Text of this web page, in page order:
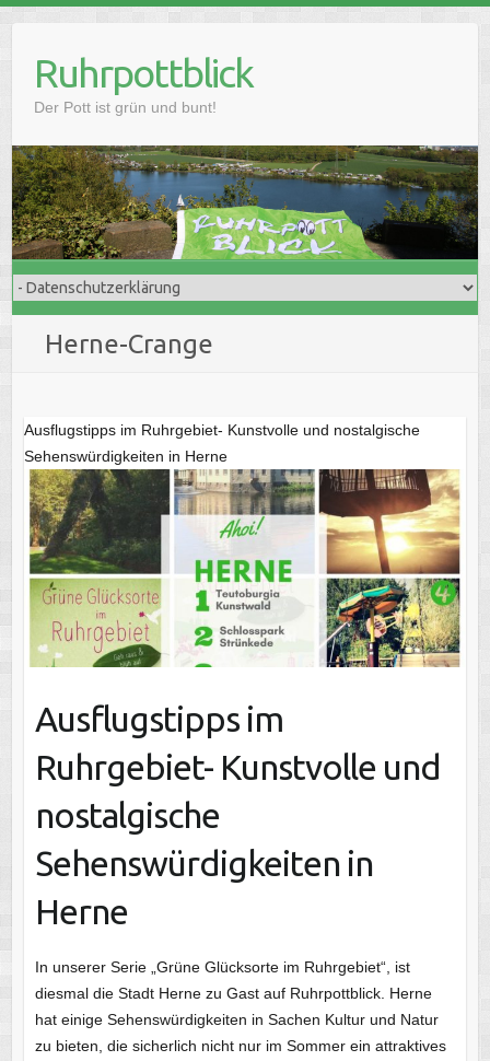
contentRuhrpottblick
Der Pott ist grün und bunt!
Herne-Crange
Ausflugstipps im Ruhrgebiet- Kunstvolle und nostalgische
Sehenswürdigkeiten in Herne
Ausflugstipps im
Ruhrgebiet- Kunstvolle und
nostalgische
Sehenswürdigkeiten in
Herne
In unserer Serie „Grüne Glücksorte im Ruhrgebiet“, ist
diesmal die Stadt Herne zu Gast auf Ruhrpottblick. Herne
hat einige Sehenswürdigkeiten in Sachen Kultur und Natur
zu bieten, die sicherlich nicht nur im Sommer ein attraktives